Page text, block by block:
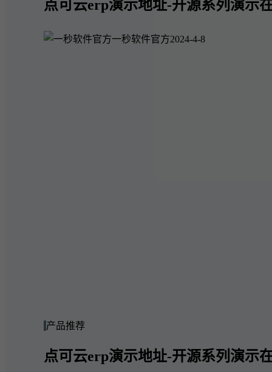
点可云erp演示地址-开源系列演示
一秒软件官方2024-4-8
产品推荐
点可云erp演示地址-开源系列演示